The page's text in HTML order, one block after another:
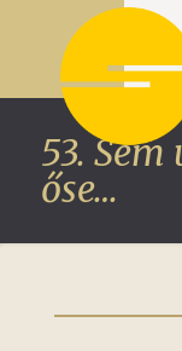
53.
őse…